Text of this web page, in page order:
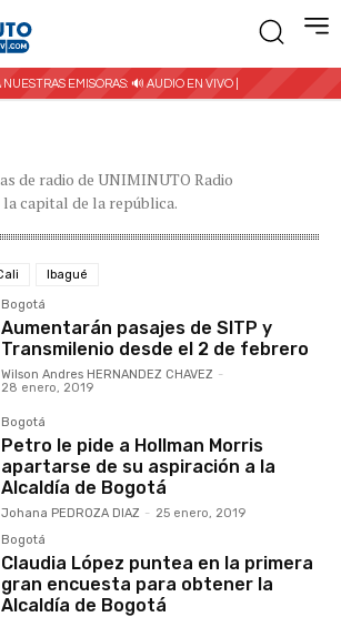
NUESTRAS EMISORAS: 🔊 AUDIO EN VIVO |
de radio de UNIMINUTO Radio
capital de la república.
Ibagué
Bogotá
Aumentarán pasajes de SITP y
Transmilenio desde el 2 de febrero
Wilson Andres HERNANDEZ CHAVEZ -
28 enero, 2019
Bogotá
Petro le pide a Hollman Morris
apartarse de su aspiración a la
Alcaldía de Bogotá
Johana PEDROZA DIAZ - 25 enero, 2019
Bogotá
Claudia López puntea en la primera
gran encuesta para obtener la
Alcaldía de Bogotá